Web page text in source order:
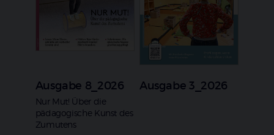
Ausgabe 8_2026
:
Nur Mut! Über die
pädagogische Kunst des
Zumutens
Ausgabe 3_2026